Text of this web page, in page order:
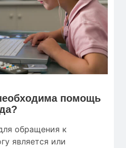
помощь
обращения к
является или